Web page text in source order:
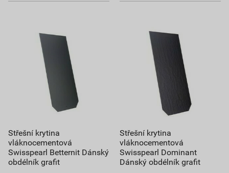
Střešní krytina
vláknocementová
Swisspearl Betternit Dánský
obdélník grafit
Střešní krytina
vláknocementová
Swisspearl Dominant
Dánský obdélník grafit